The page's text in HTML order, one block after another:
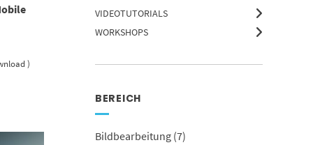
)
VIDEOTUTORIALS
WORKSHOPS
BEREICH
Bildbearbeitung (7)